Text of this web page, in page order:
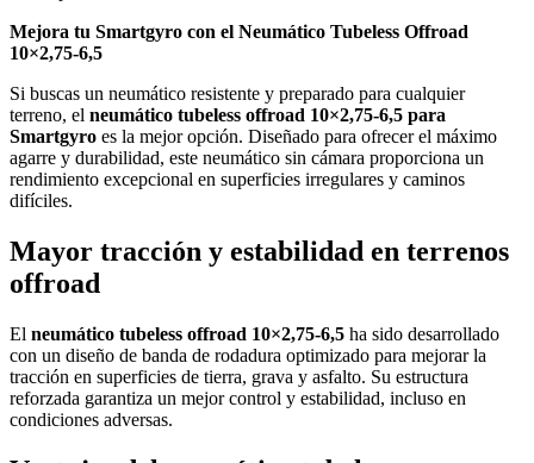
Mejora tu Smartgyro con el Neumático Tubeless Offroad
10×2,75-6,5
Si buscas un neumático resistente y preparado para cualquier
terreno, el neumático tubeless offroad 10×2,75-6,5 para
Smartgyro es la mejor opción. Diseñado para ofrecer el máximo
agarre y durabilidad, este neumático sin cámara proporciona un
rendimiento excepcional en superficies irregulares y caminos
difíciles.
Mayor tracción y estabilidad en terrenos
offroad
El neumático tubeless offroad 10×2,75-6,5 ha sido desarrollado
con un diseño de banda de rodadura optimizado para mejorar la
tracción en superficies de tierra, grava y asfalto. Su estructura
reforzada garantiza un mejor control y estabilidad, incluso en
condiciones adversas.